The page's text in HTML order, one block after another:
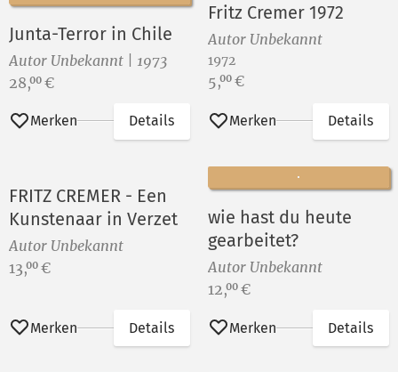
Junta-Terror in Chile
Autor Unbekannt | 1973
Preis:
28,00 €
Merken Details
Fritz Cremer 1972
Autor Unbekannt
1972
Preis:
5,00 €
Merken Details
FRITZ CREMER - Een
Kunstenaar in Verzet
Autor Unbekannt
Preis:
13,00 €
Merken Details
wie hast du heute
gearbeitet?
Autor Unbekannt
Preis:
12,00 €
Merken Details